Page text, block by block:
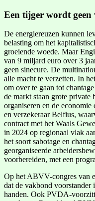
Een tijger wordt geen
De energiereuzen kunnen
belasting om het
groeiende woede. Maar
van 9 miljard euro over 3
geen sinecure. De
alle macht te verzetten. In
om over te gaan tot
de markt staan grote private
organiseren en de
en verzekeraar Belfius,
contract met het Waals
in 2024 op regionaal vlak
het soort sabotage en
georganiseerde
voorbereiden, met een
Op het ABVV-congres van
dat de vakbond voorstander
handen. Ook PVDA-